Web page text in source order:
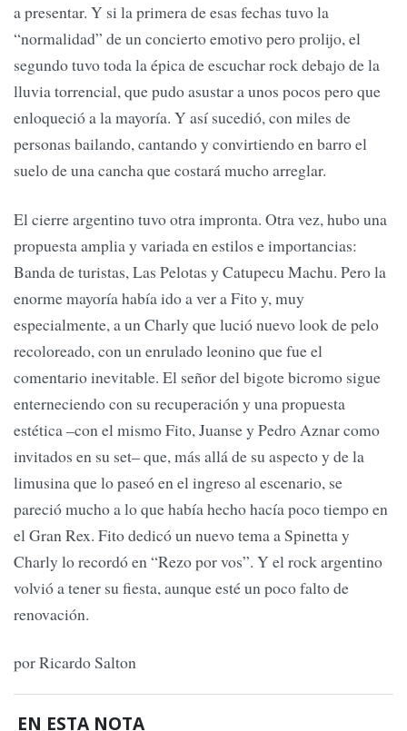
a presentar. Y si la primera de esas fechas tuvo la
“normalidad” de un concierto emotivo pero prolijo, el
segundo tuvo toda la épica de escuchar rock debajo de la
lluvia torrencial, que pudo asustar a unos pocos pero que
enloqueció a la mayoría. Y así sucedió, con miles de
personas bailando, cantando y convirtiendo en barro el
suelo de una cancha que costará mucho arreglar.
El cierre argentino tuvo otra impronta. Otra vez, hubo una
propuesta amplia y variada en estilos e importancias:
Banda de turistas, Las Pelotas y Catupecu Machu. Pero la
enorme mayoría había ido a ver a Fito y, muy
especialmente, a un Charly que lució nuevo look de pelo
recoloreado, con un enrulado leonino que fue el
comentario inevitable. El señor del bigote bicromo sigue
enterneciendo con su recuperación y una propuesta
estética –con el mismo Fito, Juanse y Pedro Aznar como
invitados en su set– que, más allá de su aspecto y de la
limusina que lo paseó en el ingreso al escenario, se
pareció mucho a lo que había hecho hacía poco tiempo en
el Gran Rex. Fito dedicó un nuevo tema a Spinetta y
Charly lo recordó en “Rezo por vos”. Y el rock argentino
volvió a tener su fiesta, aunque esté un poco falto de
renovación.
por Ricardo Salton
EN ESTA NOTA